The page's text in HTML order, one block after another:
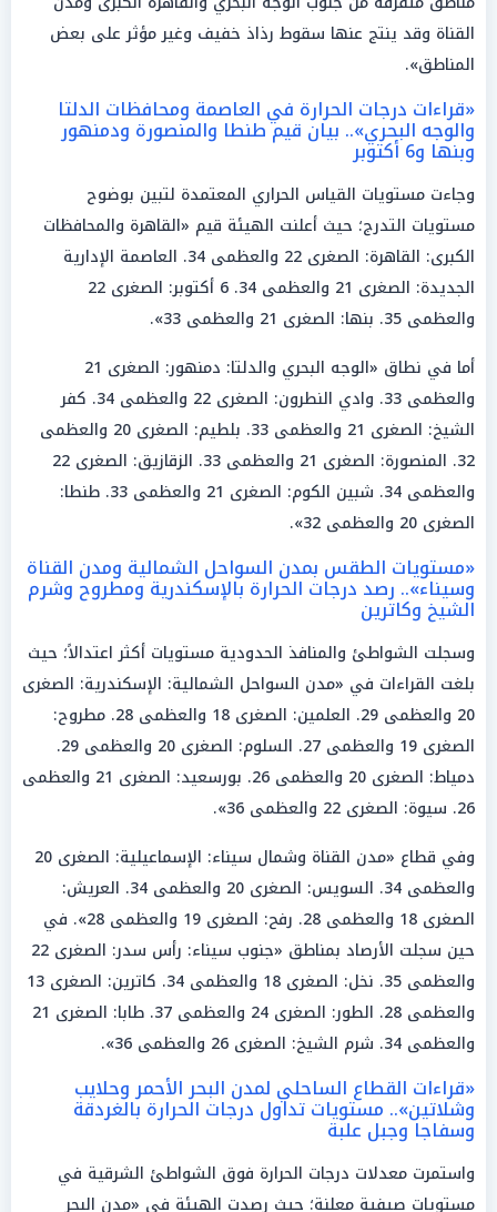
القناة وقد ينتج عنها سقوط رذاذ خفيف وغير مؤثر على بعض
المناطق».
«قراءات درجات الحرارة في العاصمة ومحافظات الدلتا
والوجه البحري».. بيان قيم طنطا والمنصورة ودمنهور
وبنها و6 أكتوبر
وجاءت مستويات القياس الحراري المعتمدة لتبين بوضوح
مستويات التدرج؛ حيث أعلنت الهيئة قيم «القاهرة والمحافظات
الكبرى: القاهرة: الصغرى 22 والعظمى 34. العاصمة الإدارية
الجديدة: الصغرى 21 والعظمى 34. 6 أكتوبر: الصغرى 22
والعظمى 35. بنها: الصغرى 21 والعظمى 33».
أما في نطاق «الوجه البحري والدلتا: دمنهور: الصغرى 21
والعظمى 33. وادي النطرون: الصغرى 22 والعظمى 34. كفر
الشيخ: الصغرى 21 والعظمى 33. بلطيم: الصغرى 20 والعظمى
32. المنصورة: الصغرى 21 والعظمى 33. الزقازيق: الصغرى 22
والعظمى 34. شبين الكوم: الصغرى 21 والعظمى 33. طنطا:
الصغرى 20 والعظمى 32».
«مستويات الطقس بمدن السواحل الشمالية ومدن القناة
وسيناء».. رصد درجات الحرارة بالإسكندرية ومطروح وشرم
الشيخ وكاترين
وسجلت الشواطئ والمنافذ الحدودية مستويات أكثر اعتدالاً؛ حيث
بلغت القراءات في «مدن السواحل الشمالية: الإسكندرية: الصغرى
20 والعظمى 29. العلمين: الصغرى 18 والعظمى 28. مطروح:
الصغرى 19 والعظمى 27. السلوم: الصغرى 20 والعظمى 29.
دمياط: الصغرى 20 والعظمى 26. بورسعيد: الصغرى 21 والعظمى
26. سيوة: الصغرى 22 والعظمى 36».
وفي قطاع «مدن القناة وشمال سيناء: الإسماعيلية: الصغرى 20
والعظمى 34. السويس: الصغرى 20 والعظمى 34. العريش:
الصغرى 18 والعظمى 28. رفح: الصغرى 19 والعظمى 28». في
حين سجلت الأرصاد بمناطق «جنوب سيناء: رأس سدر: الصغرى 22
والعظمى 35. نخل: الصغرى 18 والعظمى 34. كاترين: الصغرى 13
والعظمى 28. الطور: الصغرى 24 والعظمى 37. طابا: الصغرى 21
والعظمى 34. شرم الشيخ: الصغرى 26 والعظمى 36».
«قراءات القطاع الساحلي لمدن البحر الأحمر وحلايب
وشلاتين».. مستويات تداول درجات الحرارة بالغردقة
وسفاجا وجبل علبة
واستمرت معدلات درجات الحرارة فوق الشواطئ الشرقية في
مستويات صيفية معلنة؛ حيث رصدت الهيئة في «مدن البحر